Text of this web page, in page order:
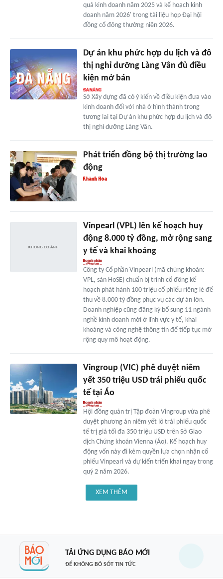
quả kinh doanh năm 2025 và kể hoạch kinh
doanh năm 2026' trong tài liệu họp Đại hội
đồng cổ đông thường niên 2026.
Dự án khu phức hợp du lịch và đô
thị nghỉ dưỡng Làng Vân đủ điều
kiện mở bán
Sở Xây dựng đã có ý kiến về điều kiện đưa vào
kinh doanh đối với nhà ở hình thành trong
tương lai tại Dự án khu phức hợp du lịch và đô
thị nghỉ dưỡng Làng Vân.
Phát triển đồng bộ thị trường lao
động
Vinpearl (VPL) lên kế hoạch huy
động 8.000 tỷ đồng, mở rộng sang
y tế và khai khoáng
Công ty Cổ phần Vinpearl (mã chứng khoán:
VPL, sàn HoSE) chuẩn bị trình cổ đông kế
hoạch phát hành 100 triệu cổ phiếu riêng lẻ để
thu về 8.000 tỷ đồng phục vụ các dự án lớn.
Doanh nghiệp cũng đăng ký bổ sung 11 ngành
nghề kinh doanh mới ở lĩnh vực y tế, khai
khoáng và công nghệ thông tin để tiếp tục mở
rộng quy mô hoạt động.
Vingroup (VIC) phê duyệt niêm
yết 350 triệu USD trái phiếu quốc
tế tại Áo
Hội đồng quản trị Tập đoàn Vingroup vừa phê
duyệt phương án niêm yết lô trái phiếu quốc
tế trị giá tối đa 350 triệu USD trên Sở Giao
dịch Chứng khoán Vienna (Áo). Kế hoạch huy
động vốn này đi kèm quyền lựa chọn nhận cổ
phiếu Vinpearl và dự kiến triển khai ngay trong
quý 2 năm 2026.
XEM THÊM
TẢI ỨNG DỤNG BÁO MỚI
ĐỂ KHÔNG BỎ SÓT TIN TỨC